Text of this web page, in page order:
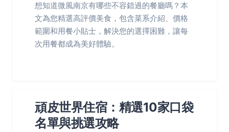
想知道微風南京有哪些不容錯過的餐廳嗎？本
文為您精選高評價美食，包含菜系介紹、價格
範圍和用餐小貼士，解決您的選擇困難，讓每
次用餐都成為美好體驗。
頑皮世界住宿：精選10家口袋
名單與挑選攻略